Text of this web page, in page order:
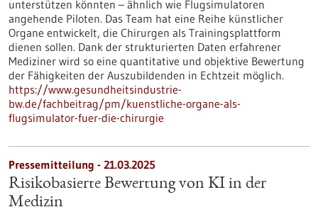
unterstützen könnten – ähnlich wie Flugsimulatoren
angehende Piloten. Das Team hat eine Reihe künstlicher
Organe entwickelt, die Chirurgen als Trainingsplattform
dienen sollen. Dank der strukturierten Daten erfahrener
Mediziner wird so eine quantitative und objektive Bewertung
der Fähigkeiten der Auszubildenden in Echtzeit möglich.
https://www.gesundheitsindustrie-
bw.de/fachbeitrag/pm/kuenstliche-organe-als-
flugsimulator-fuer-die-chirurgie
Pressemitteilung - 21.03.2025
Risikobasierte Bewertung von KI in der
Medizin